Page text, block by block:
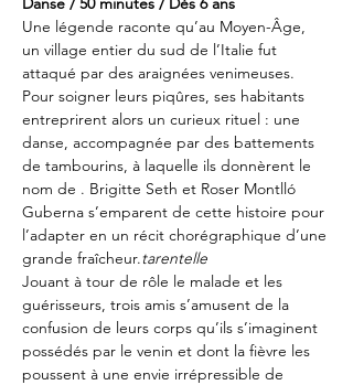
Une légende raconte qu’au Moyen-Âge,
un village entier du sud de l’Italie fut
attaqué par des araignées venimeuses.
Pour soigner leurs piqûres, ses habitants
entreprirent alors un curieux rituel : une
danse, accompagnée par des battements
de tambourins, à laquelle ils donnèrent le
nom de . Brigitte Seth et Roser Montlló
Guberna s’emparent de cette histoire pour
l’adapter en un récit chorégraphique d’une
grande fraîcheur.tarentelle
Jouant à tour de rôle le malade et les
guérisseurs, trois amis s’amusent de la
confusion de leurs corps qu’ils s’imaginent
possédés par le venin et dont la fièvre les
poussent à une envie irrépressible de